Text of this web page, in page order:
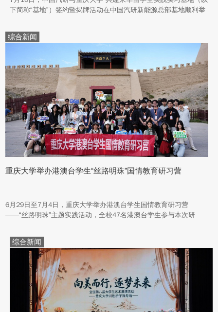
下简称“基地”）签约暨揭牌活动在中国汽研新能源总部基地顺利举
与交流处处长兼留学生事务管理中心主任阳春出席活动，双方相关
职能负责人、教师代表及来华留学生代表共同参与。
综合新闻
重庆大学举办港澳台学生“丝路明珠”国情教育研习营
6月29日至7月4日，重庆大学举办港澳台学生国情教育研习营
——“丝路明珠”主题实践活动，全校47名港澳台学生参与本次研
多地实地走访，深入了解国家在丝路文明传承、世界文化遗产保
护、西北地质生态治理等方面的建设成就与发展路径。
综合新闻